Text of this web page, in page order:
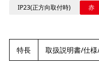
IP23(正方向取付時)
赤
特長 取扱説明書/仕